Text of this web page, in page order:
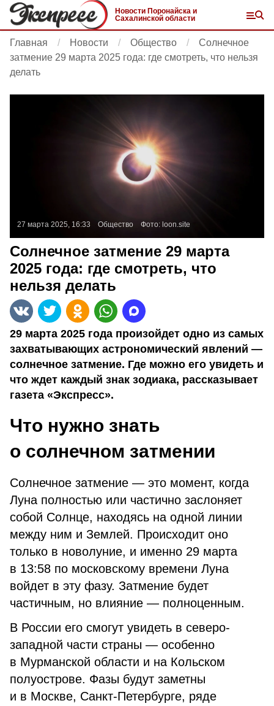
Новости Поронайска и
Сахалинской области
Главная Новости Общество
Солнечное
затмение 29 марта 2025 года: где смотреть, что нельзя
делать
27 марта 2025, 16:33 Общество Фото: loon.site
Солнечное затмение 29 марта
2025 года: где смотреть, что
нельзя делать
29 марта 2025 года произойдет одно из самых
захватывающих астрономический явлений —
солнечное затмение. Где можно его увидеть и
что ждет каждый знак зодиака, рассказывает
газета «Экспресс».
Что нужно знать
о солнечном затмении
Солнечное затмение — это момент, когда
Луна полностью или частично заслоняет
собой Солнце, находясь на одной линии
между ним и Землей. Происходит оно
только в новолуние, и именно 29 марта
в 13:58 по московскому времени Луна
войдет в эту фазу. Затмение будет
частичным, но влияние — полноценным.
В России его смогут увидеть в северо-
западной части страны — особенно
в Мурманской области и на Кольском
полуострове. Фазы будут заметны
и в Москве, Санкт-Петербурге, ряде